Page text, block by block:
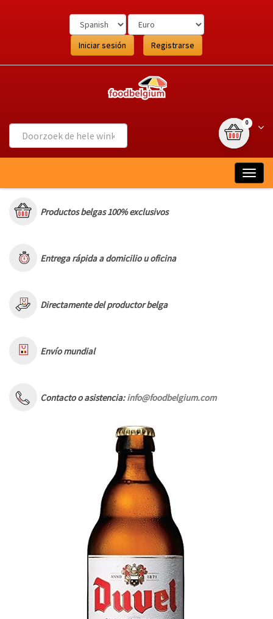
Iniciar sesión Registrarse
0{0}
Productos belgas 100% exclusivos
Entrega rápida a domicilio u oficina
Directamente del productor belga
Envío mundial
Contacto o asistencia:info@foodbelgium.com